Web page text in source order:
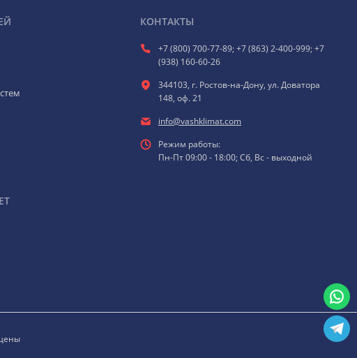
КОНТАКТЫ
+7 (800) 700-77-89; +7 (863) 2-400-999; +7
(938) 160-60-26
344103, г. Ростов-на-Дону, ул. Доватора
148, оф. 21
info@vashklimat.com
Режим работы:
Пн-Пт 09:00 - 18:00; Сб, Вс - выходной